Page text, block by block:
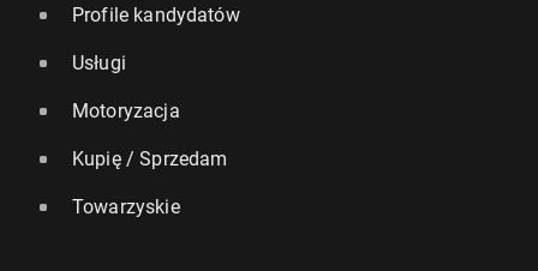
Profile kandydatów
Usługi
Motoryzacja
Kupię / Sprzedam
Towarzyskie